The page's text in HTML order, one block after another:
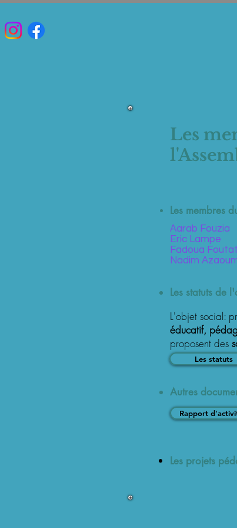
Les
Les membres
Aarab Fouzia
Eric Lampe
Fadoua
Nadim
Les statuts de
L'objet social:
éducatif,
proposent des
Autres
Les projets
Rapport
Les statuts